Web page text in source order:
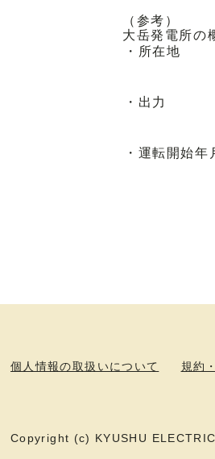
（参考）
大岳発電所の
・所在地
・出力
・運転開始年
個人情報の取扱いについて 規約
Copyright (c) KYUSHU